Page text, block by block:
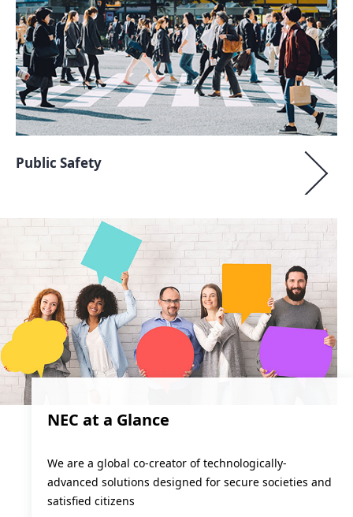
Public Safety
NEC at a Glance
We are a global co-creator of technologically-
advanced solutions designed for secure societies and
satisfied citizens